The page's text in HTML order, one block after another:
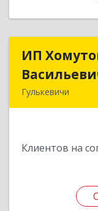
ИП
Гулькевичи
Клиентов на